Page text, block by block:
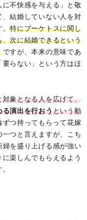
不快感を与える」と敬
結婚していない人を対
。特にブーケトスに関し
次に結婚できるという
ですが、本来の意味であ
らない」という方はほ
対象となる人を広げて、
る演出を行おうという動
つ持ってもらって花嫁
つと言えますが、こち
を盛り上げる感が強い
楽しんでもらえるよう